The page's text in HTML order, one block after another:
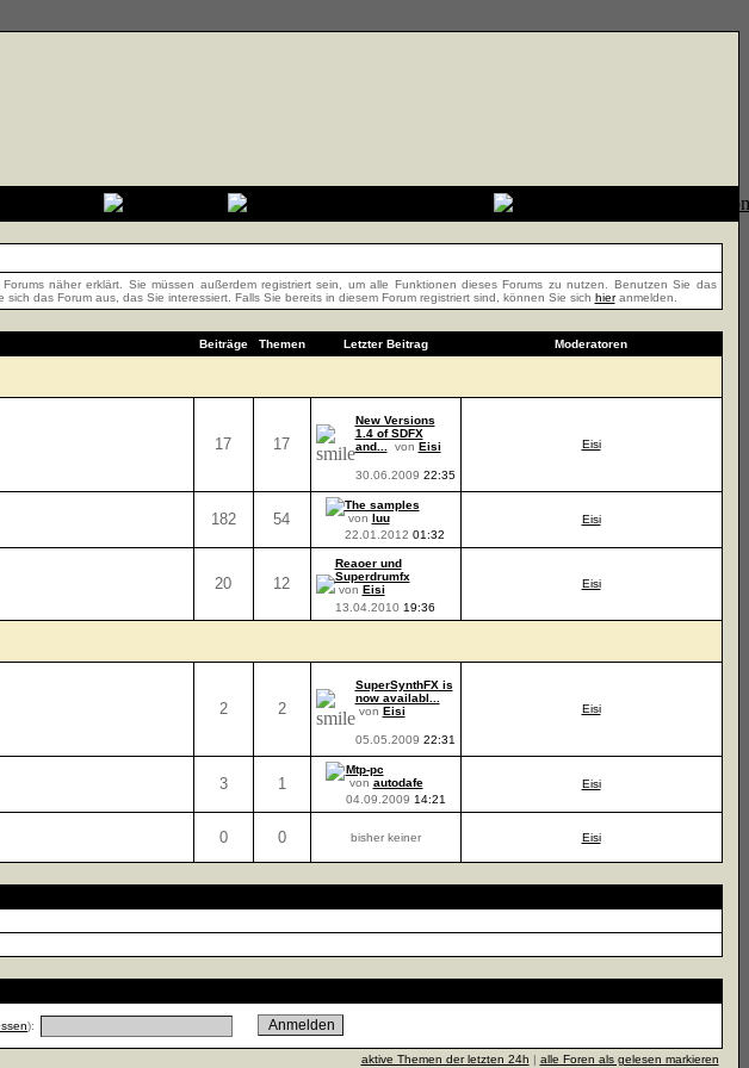
näher erklärt. Sie müssen außerdem registriert sein, um alle Funktionen dieses Forums zu nutzen. Benutzen Sie das
das Forum aus, das Sie interessiert. Falls Sie bereits in diesem Forum registriert sind, können Sie sich hieranmelden.
Beiträge Themen Letzter Beitrag Moderatoren
17 17
New Versions
1.4 of SDFX
and...
von Eisi
30.06.2009 22:35
Eisi
182 54
The samples
von luu
22.01.2012 01:32
Eisi
20 12
Reaoer und
Superdrumfx
von Eisi
13.04.2010 19:36
Eisi
2 2
SuperSynthFX is
now availabl...
von Eisi
05.05.2009 22:31
Eisi
3 1
Mtp-pc
von autodafe
04.09.2009 14:21
Eisi
0 0 bisher keiner Eisi
):
aktive Themen der letzten 24h | alle Foren als gelesen markieren